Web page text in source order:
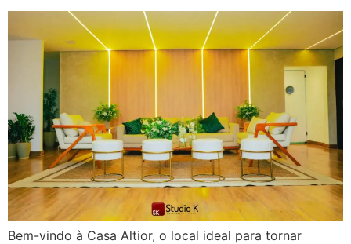
Bem-vindo à Casa Altior, o local ideal para tornar